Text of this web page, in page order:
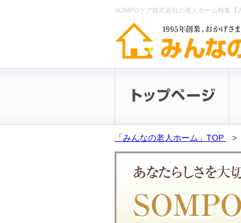
SOMPOケア株式会社の老人ホーム特集【
「みんなの老人ホーム」TOP